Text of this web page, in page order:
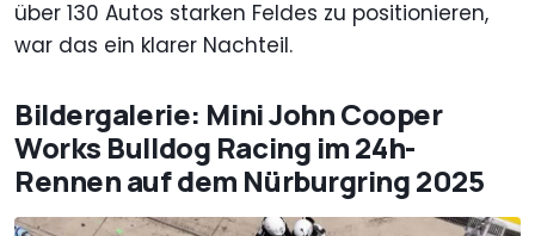
über 130 Autos starken Feldes zu positionieren,
war das ein klarer Nachteil.
Bildergalerie: Mini John Cooper
Works Bulldog Racing im 24h-
Rennen auf dem Nürburgring 2025